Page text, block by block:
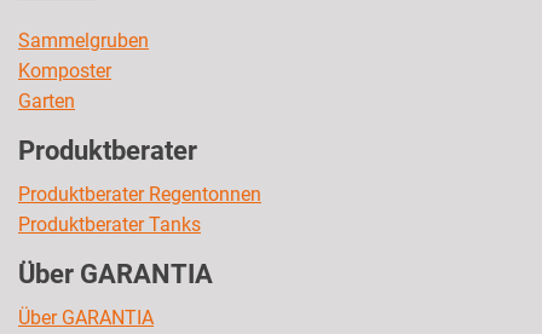
Sammelgruben
Komposter
Garten
Produktberater
Produktberater Regentonnen
Produktberater Tanks
Über GARANTIA
Über GARANTIA